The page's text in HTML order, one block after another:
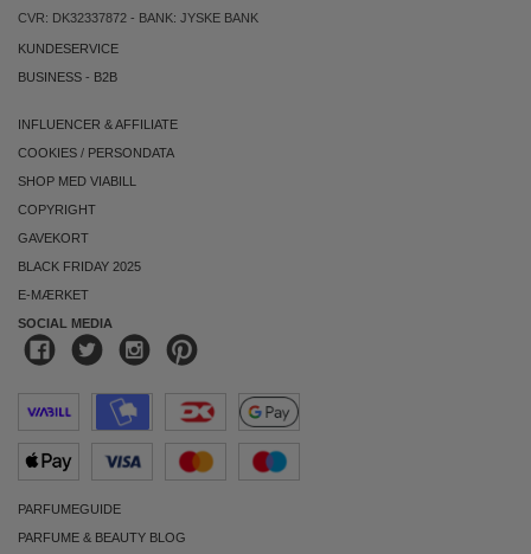
CVR: DK32337872 - BANK: JYSKE BANK
KUNDESERVICE
BUSINESS - B2B
INFLUENCER & AFFILIATE
COOKIES / PERSONDATA
SHOP MED VIABILL
COPYRIGHT
GAVEKORT
BLACK FRIDAY 2025
E-MÆRKET
SOCIAL MEDIA
PARFUMEGUIDE
PARFUME & BEAUTY BLOG